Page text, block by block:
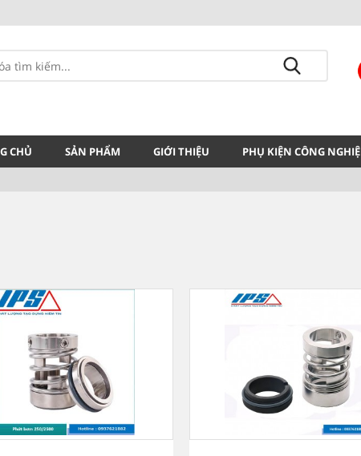
CHỦ SẢN PHẨM GIỚI THIỆU PHỤ KIỆN CÔNG